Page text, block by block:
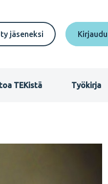
jäseneksi
TEKistä Työkirja